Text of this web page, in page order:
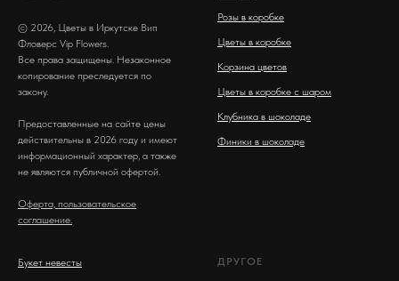
© 2026, Цветы в Иркутске Вип
Фловерс Vip Flowers.
Все права защищены. Незаконное
копирование преследуется по
закону.
Предоставленные на сайте цены
действительны в 2026 году и имеют
информационный характер, а также
не являются публичной офертой.
Оферта, пользовательское
соглашение.
Розы в коробке
Цветы в коробке
Корзина цветов
Цветы в коробке с шаром
Клубника в шоколаде
Финики в шоколаде
Букет невесты
ДРУГОЕ